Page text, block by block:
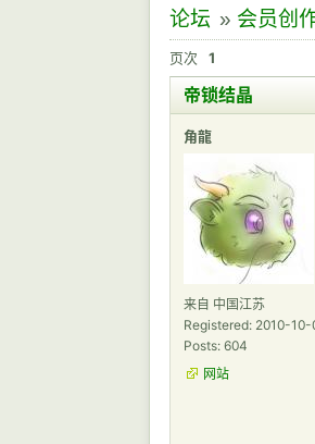
论坛 » 会员创
页次 1
帝锁结晶
角龍
来自 中国江苏
Registered: 2010-10-
Posts: 604
网站